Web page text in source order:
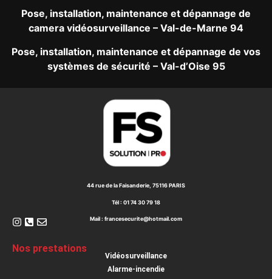
Pose, installation, maintenance et dépannage de
camera vidéosurveillance – Val-de-Marne 94
Pose, installation, maintenance et dépannage de vos
systèmes de sécurité – Val-d’Oise 95​
44 rue de la Faisanderie, 75116 PARIS
Tél : 01 74 30 79 18
Mail : francesecurite@hotmail.com
Nos prestations
Vidéosurveillance
Alarme-incendie